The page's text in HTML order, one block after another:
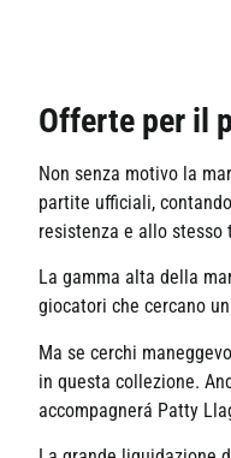
Offerte per il
Non senza motivo la
partite ufficiali,
resistenza e allo
La gamma alta della
giocatori che cercano
Ma se cerchi
in questa collezione.
accompagnerá Patty